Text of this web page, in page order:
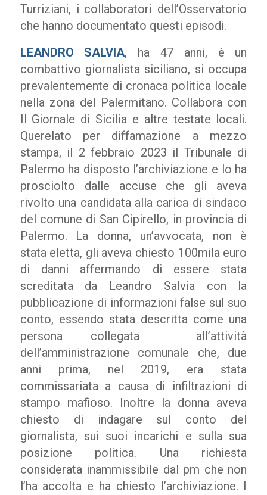
Turriziani, i collaboratori dell’Osservatorio
che hanno documentato questi episodi.
LEANDRO SALVIA, ha 47 anni, è un
combattivo giornalista siciliano, si occupa
prevalentemente di cronaca politica locale
nella zona del Palermitano. Collabora con
Il Giornale di Sicilia e altre testate locali.
Querelato per diffamazione a mezzo
stampa, il 2 febbraio 2023 il Tribunale di
Palermo ha disposto l’archiviazione e lo ha
prosciolto dalle accuse che gli aveva
rivolto una candidata alla carica di sindaco
del comune di San Cipirello, in provincia di
Palermo. La donna, un’avvocata, non è
stata eletta, gli aveva chiesto 100mila euro
di danni affermando di essere stata
screditata da Leandro Salvia con la
pubblicazione di informazioni false sul suo
conto, essendo stata descritta come una
persona collegata all’attività
dell’amministrazione comunale che, due
anni prima, nel 2019, era stata
commissariata a causa di infiltrazioni di
stampo mafioso. Inoltre la donna aveva
chiesto di indagare sul conto del
giornalista, sui suoi incarichi e sulla sua
posizione politica. Una richiesta
considerata inammissibile dal pm che non
l’ha accolta e ha chiesto l’archiviazione. I